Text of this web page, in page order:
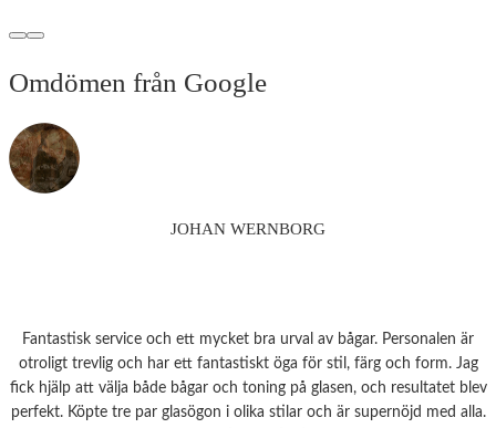
3
Omdömen från Google
JOHAN WERNBORG
Fantastisk service och ett mycket bra urval av bågar. Personalen är
otroligt trevlig och har ett fantastiskt öga för stil, färg och form. Jag
fick hjälp att välja både bågar och toning på glasen, och resultatet blev
perfekt. Köpte tre par glasögon i olika stilar och är supernöjd med alla.